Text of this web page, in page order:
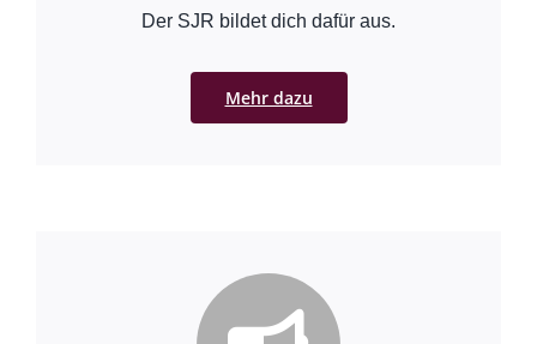
Der SJR bildet dich dafür aus.
Mehr dazu